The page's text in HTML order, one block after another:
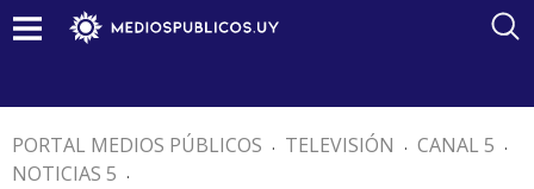
PORTAL MEDIOS PÚBLICOS . TELEVISIÓN . CANAL 5 .
NOTICIAS 5 .